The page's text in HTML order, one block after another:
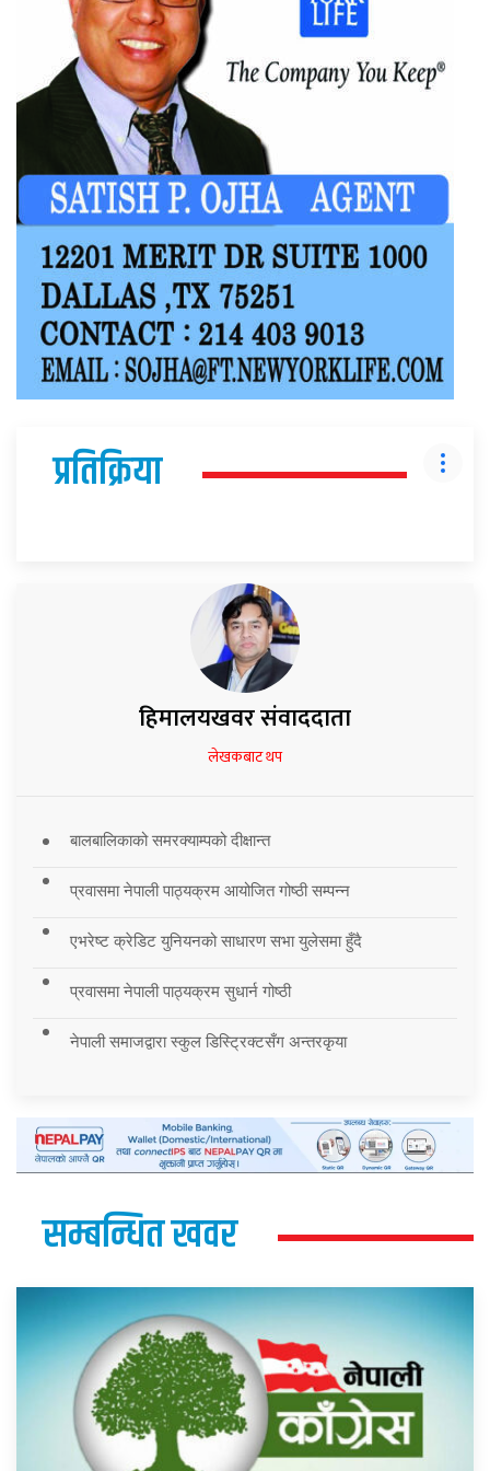
प्रतिक्रिया
हिमालयखवर संवाददाता
लेखकबाट थप
बालबालिकाको समरक्याम्पको दीक्षान्त
प्रवासमा नेपाली पाठ्यक्रम आयोजित गोष्ठी सम्पन्न
एभरेष्ट क्रेडिट युनियनको साधारण सभा युलेसमा हुँदै
प्रवासमा नेपाली पाठ्यक्रम सुधार्न गोष्ठी
नेपाली समाजद्वारा स्कुल डिस्ट्रिक्टसँग अन्तरकृया
सम्बन्धित खवर